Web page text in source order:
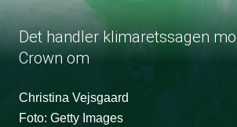
Det handler klimaretssagen
Crown om
Christina Vejsgaard
Foto: Getty Images